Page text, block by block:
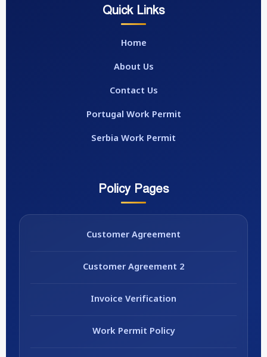
Quick Links
Home
About Us
Contact Us
Portugal Work Permit
Serbia Work Permit
Policy Pages
Customer Agreement
Customer Agreement 2
Invoice Verification
Work Permit Policy